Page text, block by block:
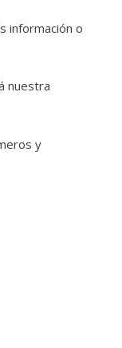
información o
nuestra
y